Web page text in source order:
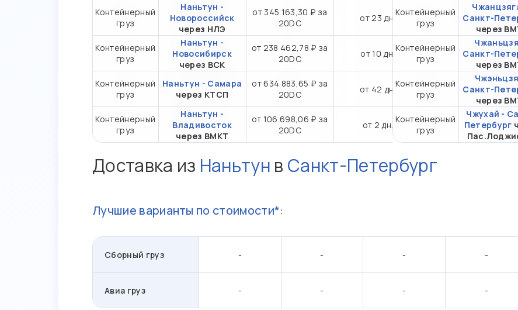
Контейнерный
груз
Наньтун -
Новороссийск
через НЛЭ
от 345 163,30 ₽ за
20DC
от 23 дн.
Контейнерный
груз
Наньтун -
Новосибирск
через ВСК
от 238 462,78 ₽ за
20DC
от 10 дн.
Контейнерный
груз
Наньтун - Самара
через КТСП
от 634 883,65 ₽ за
20DC
от 42 дн.
Контейнерный
груз
Наньтун -
Владивосток
через ВМКТ
от 106 698,06 ₽ за
20DC
от 2 дн.
Контейнерный
груз
Санкт-
через
Контейнерный
груз
Санкт-
через
Контейнерный
груз
Санкт-
через
Контейнерный
груз
Чжухай -
Петербург
Доставка из Наньтун в Санкт-Петербург
Лучшие варианты по стоимости*:
Сборный груз - - - -
Авиа груз - - - -